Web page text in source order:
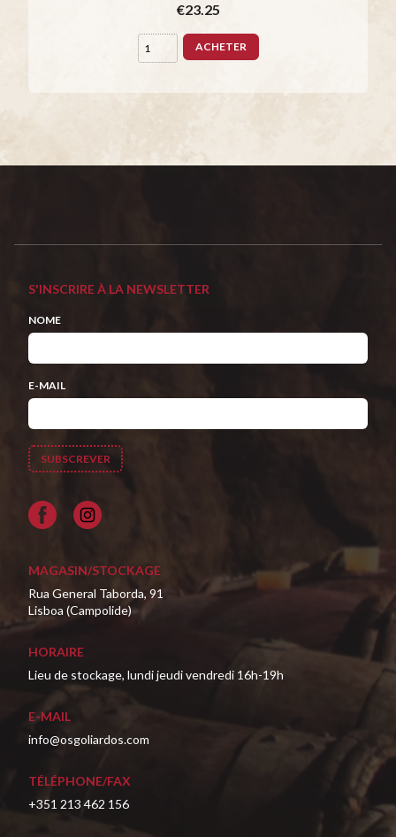
€23.25
ACHETER
S'INSCRIRE À LA NEWSLETTER
NOME
E-MAIL
Facebook
MAGASIN/STOCKAGE
Rua General Taborda, 91
Lisboa (Campolide)
HORAIRE
Lieu de stockage, lundi jeudi vendredi 16h-19h
E-MAIL
info@osgoliardos.com
TÉLÉPHONE/FAX
+351 213 462 156